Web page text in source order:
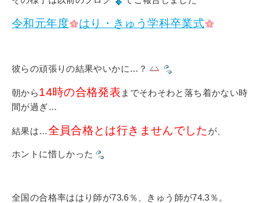
教職員採用情報
その他
1号館総合受付：〒194-0022 東京都町田市森野1-7-8
TEL：042-729-1026 (平日8時30分〜17時30分)
令和元年度 はり・きゅう学科卒業式
彼らの頑張りの結果やいかに…？
朝から14時の合格発表 までそわそわと落ち着かない時
間が過ぎ…
結果は…全員合格とは行きませんでした が、
ホントに惜しかった
全国の合格率ははり師が73.6％、きゅう師が74.3％。